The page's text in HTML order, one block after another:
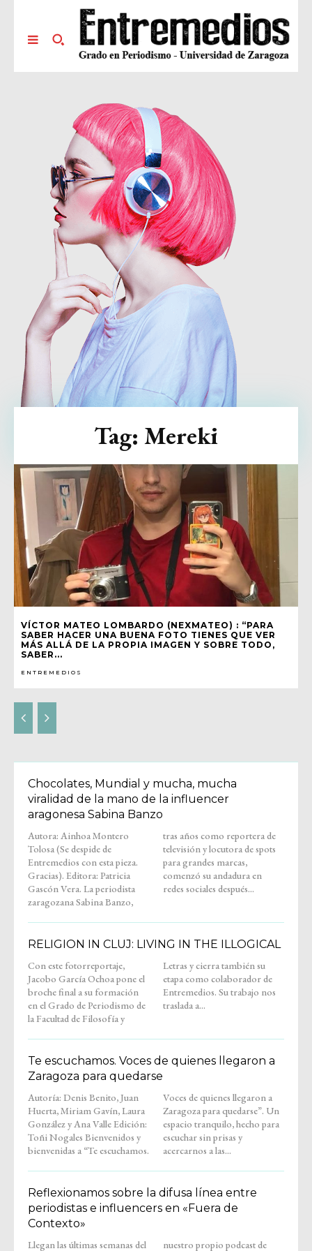
VÍCTOR MATEO LOMBARDO (NEXMATEO) : “PARA
SABER HACER UNA BUENA FOTO TIENES QUE VER
MÁS ALLÁ DE LA PROPIA IMAGEN Y SOBRE TODO,
SABER...
ENTREMEDIOS
Tag: Mereki
Chocolates, Mundial y mucha, mucha
viralidad de la mano de la influencer
aragonesa Sabina Banzo
Autora: Ainhoa Montero
Tolosa (Se despide de
Entremedios con esta pieza.
Gracias). Editora: Patricia
Gascón Vera. La periodista
zaragozana Sabina Banzo,
tras años como reportera de
televisión y locutora de spots
para grandes marcas,
comenzó su andadura en
redes sociales después...
RELIGION IN CLUJ: LIVING IN THE ILLOGICAL
Con este fotorreportaje,
Jacobo García Ochoa pone el
broche final a su formación
en el Grado de Periodismo de
la Facultad de Filosofía y
Letras y cierra también su
etapa como colaborador de
Entremedios. Su trabajo nos
traslada a...
Te escuchamos. Voces de quienes llegaron a
Zaragoza para quedarse
Autoría: Denis Benito, Juan
Huerta, Miriam Gavín, Laura
González y Ana Valle Edición:
Toñi Nogales Bienvenidos y
bienvenidas a “Te escuchamos.
Voces de quienes llegaron a
Zaragoza para quedarse”. Un
espacio tranquilo, hecho para
escuchar sin prisas y
acercarnos a las...
Reflexionamos sobre la difusa línea entre
periodistas e influencers en «Fuera de
Contexto»
Llegan las últimas semanas del
nuestro propio podcast de